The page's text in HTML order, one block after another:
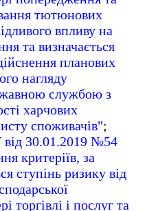
тютюнових
впливу на
та визначається
планових
нагляду
службою з
харчових
споживачів";
30.01.2019 №54
критеріїв, за
ступінь ризику від
торгівлі і послуг та